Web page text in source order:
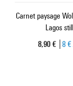
Carnet paysage
Lagos
Prix ​​actuel
8,90 € 8 €